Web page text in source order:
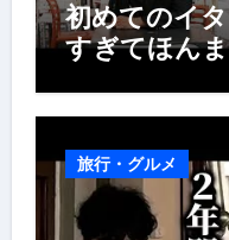
初めてのイ
すぎてほん
旅行・グルメ